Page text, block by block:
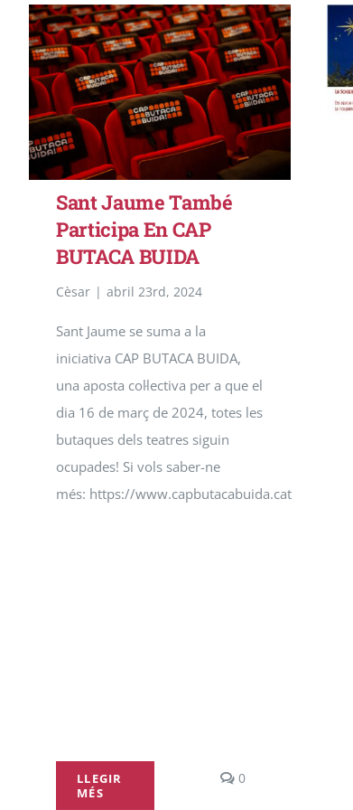
Sant Jaume També
Participa En CAP
BUTACA BUIDA
Cèsar | abril 23rd, 2024
Sant Jaume se suma a la
iniciativa CAP BUTACA BUIDA,
una aposta col·lectiva per a que el
dia 16 de març de 2024, totes les
butaques dels teatres siguin
ocupades! Si vols saber-ne
més: https://www.capbutacabuida.cat
LLEGIR
MÉS
0comments